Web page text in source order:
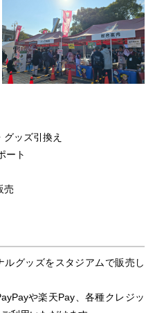
ッズ引換え
ート
売
グッズをスタジアムで販売し
や楽天Pay、各種クレジッ